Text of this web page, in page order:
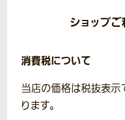
ショップ
消費税について
当店の価格は税抜表示
ります。